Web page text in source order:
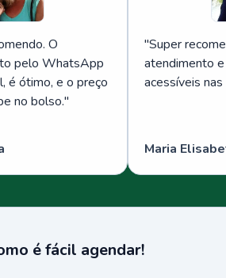
O
pelo WhatsApp
é ótimo, e o preço
no bolso."
"Super
atendimento
acessíveis
Maria
é fácil agendar!